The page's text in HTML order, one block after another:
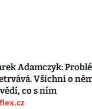
Adamczyk:
Všichni o
co s ním